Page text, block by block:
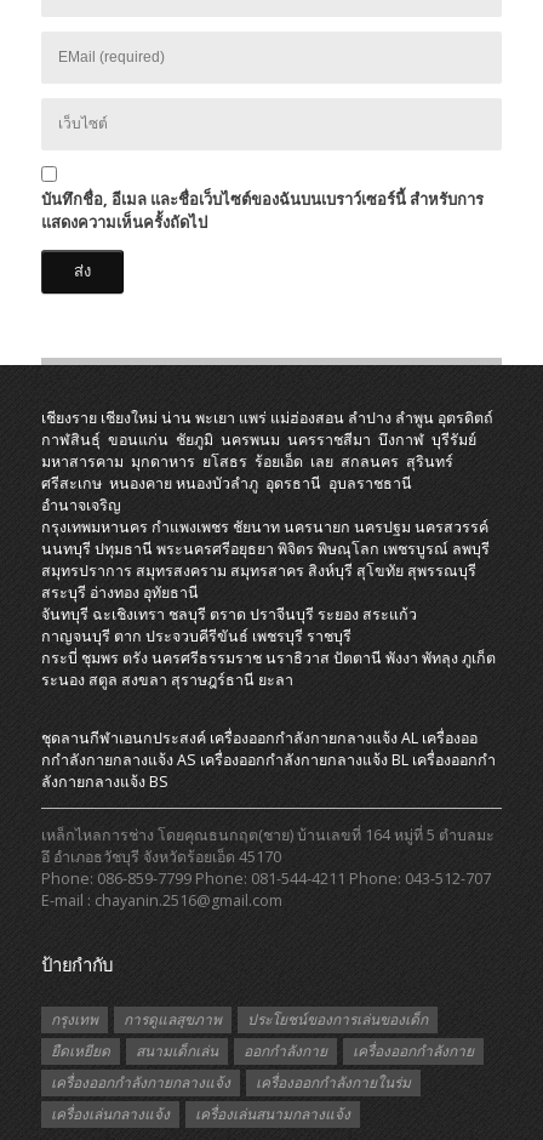
บันทึกชื่อ, อีเมล และชื่อเว็บไซต์ของฉันบนเบราว์เซอร์นี้ สำหรับการ
แสดงความเห็นครั้งถัดไป
เชียงราย เชียงใหม่ น่านพะเยา แพร่ แม่ฮ่องสอน ลำปาง ลำพูน อุตรดิตถ์
กาฬสินธุ์ ขอนแก่น ชัยภูมิ นครพนม นครราชสีมา บึงกาฬ บุรีรัมย์
มหาสารคาม มุกดาหาร ยโสธร ร้อยเอ็ด เลย สกลนคร สุรินทร์
ศรีสะเกษ หนองคายหนองบัวลำภู อุดรธานี อุบลราชธานี
อำนาจเจริญ
กรุงเทพมหานคร กำแพงเพชร ชัยนาทนครนายก นครปฐม นครสวรรค์
นนทบุรีปทุมธานีพระนครศรีอยุธยา พิจิตรพิษณุโลก เพชรบูรณ์ ลพบุรี
สมุทรปราการสมุทรสงคราม สมุทรสาครสิงห์บุรี สุโขทัยสุพรรณบุรี
สระบุรี อ่างทอง อุทัยธานี
จันทบุรี ฉะเชิงเทรา ชลบุรี ตราดปราจีนบุรีระยองสระแก้ว
กาญจนบุรีตาก ประจวบคีรีขันธ์ เพชรบุรีราชบุรี
กระบี่ ชุมพร ตรังนครศรีธรรมราชนราธิวาสปัตตานีพังงา พัทลุงภูเก็ต
ระนอง สตูล สงขลา สุราษฎร์ธานี ยะลา
ชุดลานกีฬาเอนกประสงค์ เครื่องออกกําลังกายกลางแจ้ง AL เครื่องออ
กกําลังกายกลางแจ้ง AS เครื่องออกกําลังกายกลางแจ้ง BL เครื่องออกกํา
ลังกายกลางแจ้ง BS
เหล็กไหลการช่าง โดยคุณธนกฤต(ชาย) บ้านเลขที่ 164 หมู่ที่ 5 ตำบลมะ
อึ อำเภอธวัชบุรี จังหวัดร้อยเอ็ด 45170
Phone: 086-859-7799 Phone: 081-544-4211 Phone: 043-512-707
E-mail : chayanin.2516@gmail.com
ป้ายกำกับ
กรุงเทพ การดูแลสุขภาพ
ประโยชน์ของการเล่นของเด็ก
ยืดเหยียด
สนามเด็กเล่น ออกกำลังกาย
เครื่องออกกำลังกาย
เครื่องออกกำลังกายกลางแจ้ง
เครื่องออกกำลังกายในร่ม
เครื่องเล่นกลางแจ้ง
เครื่องเล่นสนามกลางแจ้ง